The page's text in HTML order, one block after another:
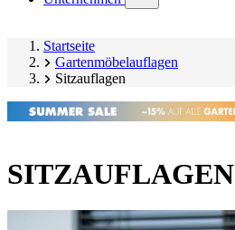
submenu)
Startseite
Gartenmöbelauflagen
Sitzauflagen
SITZAUFLAGEN